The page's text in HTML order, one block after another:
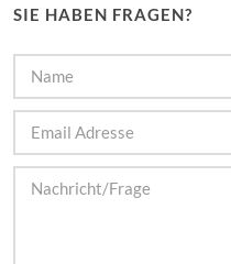
SIE HABEN FRAGEN?